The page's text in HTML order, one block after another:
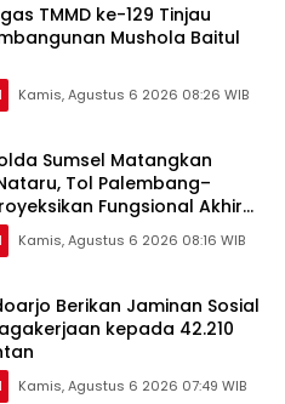
TMMD ke-129 Tinjau
Mushola Baitul
Kamis, Agustus 6 2026 08:26 WIB
Sumsel Matangkan
Tol Palembang–
Fungsional Akhir
Kamis, Agustus 6 2026 08:16 WIB
Berikan Jaminan Sosial
kepada 42.210
Kamis, Agustus 6 2026 07:49 WIB